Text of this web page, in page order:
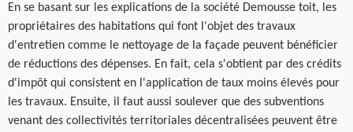
En se basant sur les explications de la société Demousse toit, les
propriétaires des habitations qui font l'objet des travaux
d'entretien comme le nettoyage de la façade peuvent bénéficier
de réductions des dépenses. En fait, cela s'obtient par des crédits
d'impôt qui consistent en l'application de taux moins élevés pour
les travaux. Ensuite, il faut aussi soulever que des subventions
venant des collectivités territoriales décentralisées peuvent être